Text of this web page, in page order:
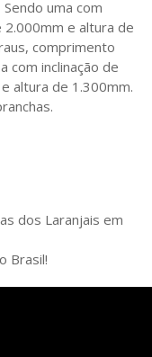
uma com
2.000mm e altura de
comprimento
com inclinação de
altura de 1.300mm.
dos Laranjais em
Brasil!